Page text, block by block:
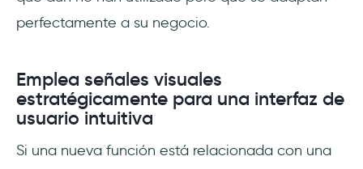
perfectamente a su negocio.
Emplea señales visuales
estratégicamente para una interfaz de
usuario intuitiva
Si una nueva función está relacionada con una